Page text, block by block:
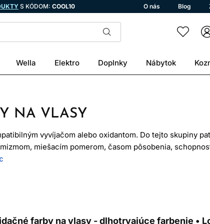
S KÓDOM: COOL10 O nás Blog
Wella Elektro Doplnky Nábytok
NA VLASY
vyvíjačom alebo oxidantom. Do tejto skupiny
miešacím pomerom, časom pôsobenia,
preto nemožno vyberať iba podľa obrázka odtieňa.
reakcia. Prekurzory farbiva sa vo vlasovom vlákne
farby na vlasy - dlhotrvajúce farbenie •